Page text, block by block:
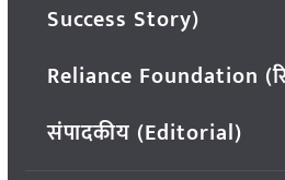
Success Story)
Reliance Foundation
संपादकीय (Editorial)